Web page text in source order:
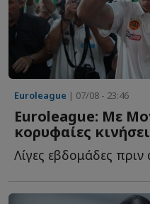
Euroleague | 07/08 - 23:46
Euroleague: Με
κορυφαίες